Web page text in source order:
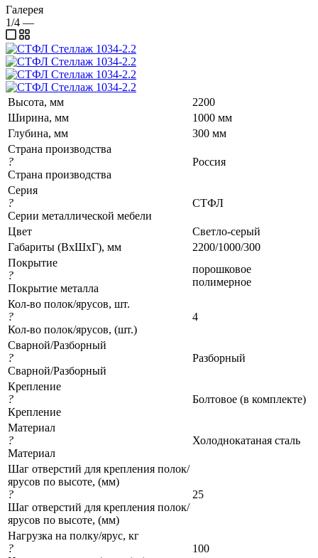
Галерея
1/4 —
Высота, мм
2200
Ширина, мм
1000 мм
Глубина, мм
300 мм
Страна производства
?
Страна производства
Россия
Серия
?
Серии металлической мебели
СТФЛ
Цвет
Светло-серый
Габариты (ВхШхГ), мм
2200/1000/300
Покрытие
?
Покрытие металла
порошковое
полимерное
Кол-во полок/ярусов, шт.
?
Кол-во полок/ярусов, (шт.)
4
Сварной/Разборный
?
Сварной/Разборный
Разборный
Крепление
?
Крепление
Болтовое (в комплекте)
Материал
?
Материал
Холоднокатаная сталь
Шаг отверстий для крепления полок/
ярусов по высоте, (мм)
?
Шаг отверстий для крепления полок/
ярусов по высоте, (мм)
25
Нагрузка на полку/ярус, кг
?
100